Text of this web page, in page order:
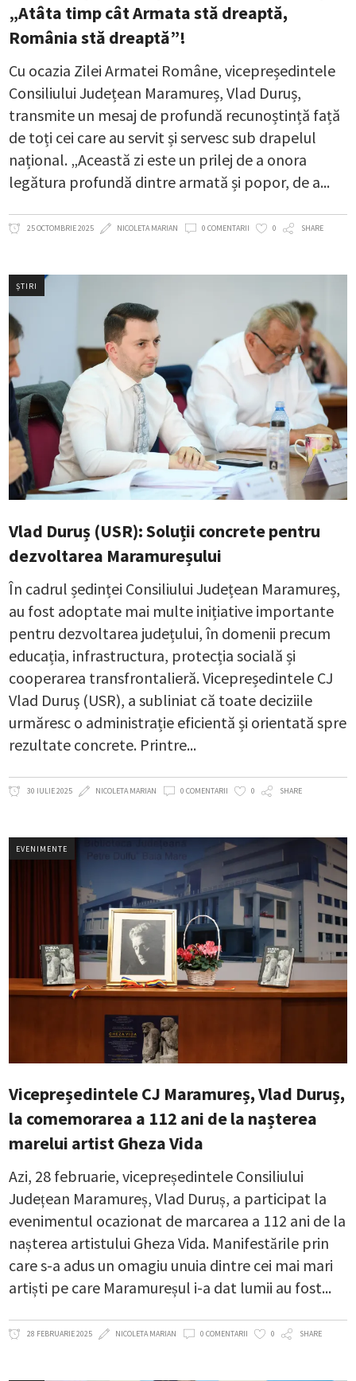
„Atâta timp cât Armata stă dreaptă,
România stă dreaptă”!
Cu ocazia Zilei Armatei Române, vicepreședintele
Consiliului Județean Maramureș, Vlad Duruș,
transmite un mesaj de profundă recunoștință față
de toți cei care au servit și servesc sub drapelul
național. „Această zi este un prilej de a onora
legătura profundă dintre armată și popor, de a
25 OCTOMBRIE 2025 NICOLETA MARIAN 0 COMENTARII 0 SHARE
ȘTIRI
Vlad Duruș (USR): Soluții concrete pentru
dezvoltarea Maramureșului
În cadrul ședinței Consiliului Județean Maramureș,
au fost adoptate mai multe inițiative importante
pentru dezvoltarea județului, în domenii precum
educația, infrastructura, protecția socială și
cooperarea transfrontalieră. Vicepreședintele CJ
Vlad Duruș (USR), a subliniat că toate deciziile
urmăresc o administrație eficientă și orientată spre
rezultate concrete. Printre
30 IULIE 2025 NICOLETA MARIAN 0 COMENTARII 0 SHARE
EVENIMENTE
Vicepreședintele CJ Maramureș, Vlad Duruș,
la comemorarea a 112 ani de la nașterea
marelui artist Gheza Vida
Azi, 28 februarie, vicepreședintele Consiliului
Județean Maramureș, Vlad Duruș, a participat la
evenimentul ocazionat de marcarea a 112 ani de la
nașterea artistului Gheza Vida. Manifestările prin
care s-a adus un omagiu unuia dintre cei mai mari
artiști pe care Maramureșul i-a dat lumii au fost
28 FEBRUARIE 2025 NICOLETA MARIAN 0 COMENTARII 0 SHARE